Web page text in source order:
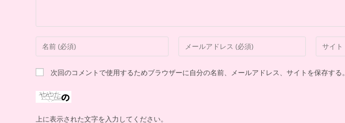
次回のコメントで使用するためブラウザーに自分の名前、メールアドレス、サイトを保存する。
上に表示された文字を入力してください。